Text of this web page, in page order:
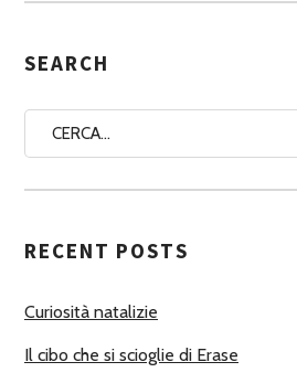
G
A
U
O
I
SEARCH
RECENT POSTS
Curiosità natalizie
Il cibo che si scioglie di Erase